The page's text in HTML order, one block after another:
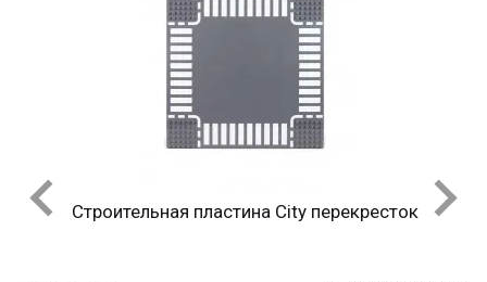
Строительная пластина City перекресток